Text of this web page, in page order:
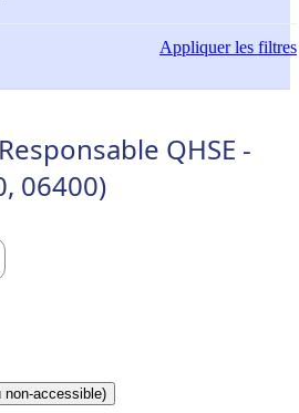
Appliquerles filtres
QHSE -
06400)
non-accessible)